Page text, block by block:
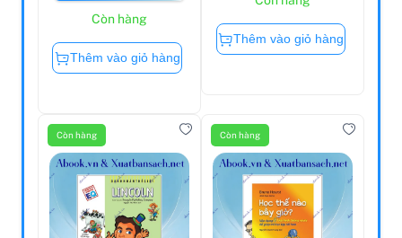
Còn hàng
Thêm vào giỏ hàng
Thêm vào giỏ hàng
Còn hàng Còn hàng